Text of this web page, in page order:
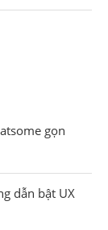
gọn
dẫn bật UX